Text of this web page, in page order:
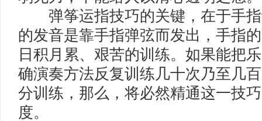
弹筝运指技巧的关键，在于手指
的发音是靠手指弹弦而发出，手指
日积月累、艰苦的训练。如果能把
确演奏方法反复训练几十次乃至几
分训练，那么，将必然精通这一技
度。